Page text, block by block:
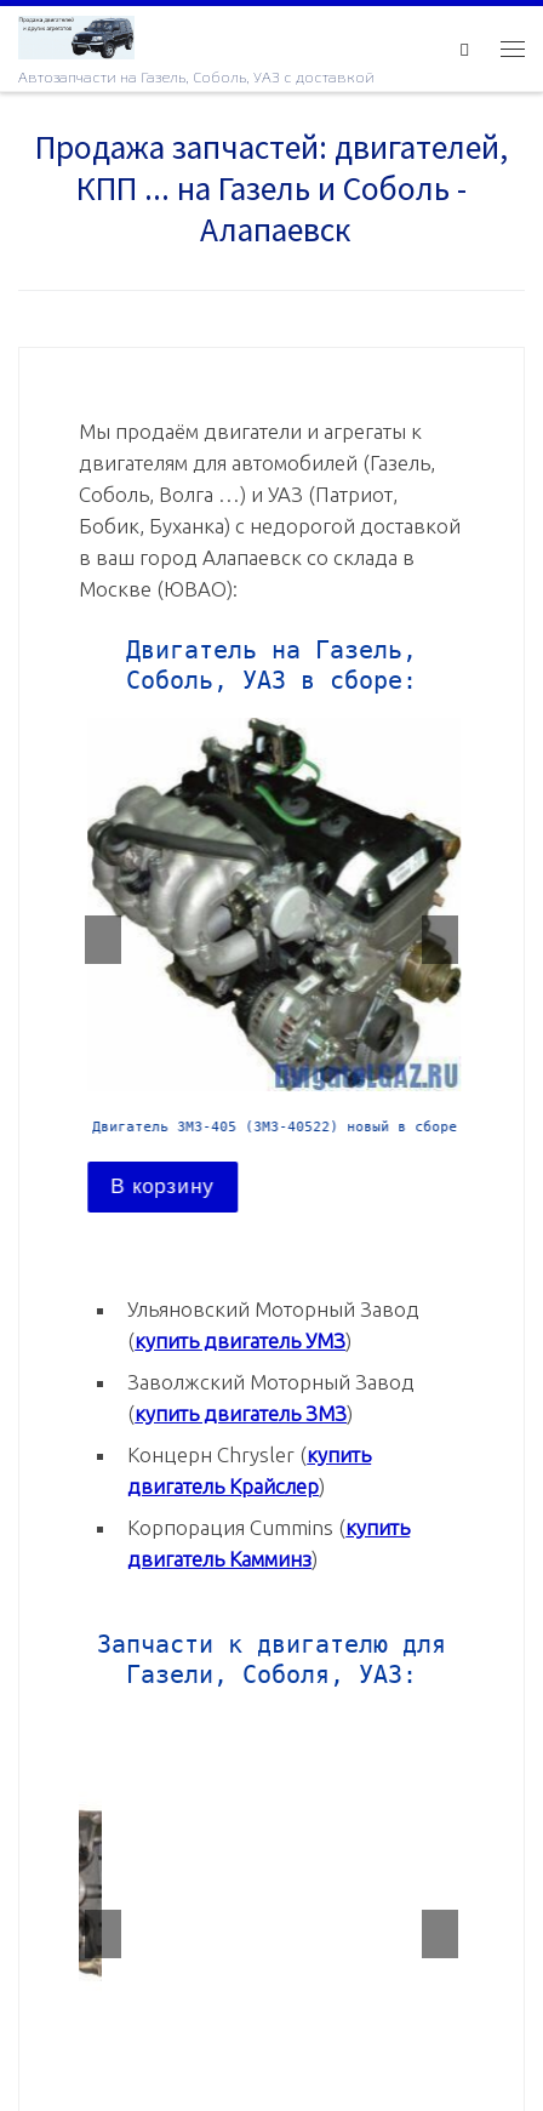
Skip to content
Автозапчасти на Газель, Соболь, УАЗ с доставкой
Продажа запчастей: двигателей,
КПП ... на Газель и Соболь -
Алапаевск
Мы продаём двигатели и агрегаты к
двигателям для автомобилей (Газель,
Соболь, Волга …) и УАЗ (Патриот,
Бобик, Буханка) с недорогой доставкой
в ваш город Алапаевск со склада в
Москве (ЮВАО):
Двигатель на Газель,
Соболь, УАЗ в сборе:
Двигатель ЗМЗ-405 (ЗМЗ-40522) новый в сборе
В корзину
Ульяновский Моторный Завод
(купить двигатель УМЗ)
Заволжский Моторный Завод
(купить двигатель ЗМЗ)
Концерн Chrysler (купить
двигатель Крайслер)
Корпорация Cummins (купить
двигатель Камминз)
Запчасти к двигателю для
Газели, Соболя, УАЗ: